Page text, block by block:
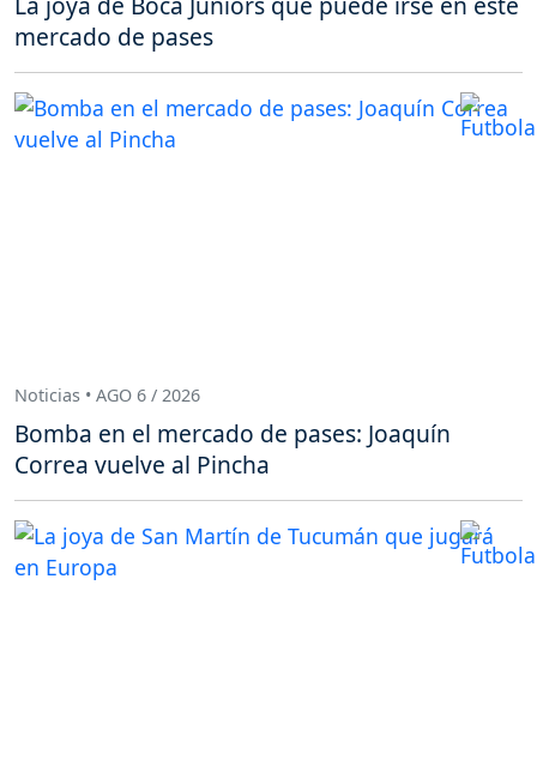
mercado de pases
Noticias • AGO 6 / 2026
Bomba en el mercado de pases: Joaquín
Correa vuelve al Pincha